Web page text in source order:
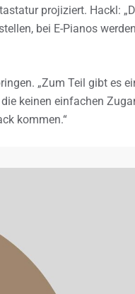
projiziert. Hackl:
bei E-Pianos
„Zum Teil gibt es
keinen einfachen
kommen.“